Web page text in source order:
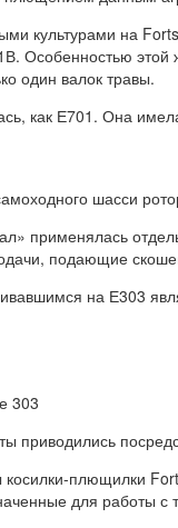
культурами на
Особенностью
один валок травы.
как Е701. Она
шасси
применялась
подающие
на Е303
приводились
плющилки
для работы